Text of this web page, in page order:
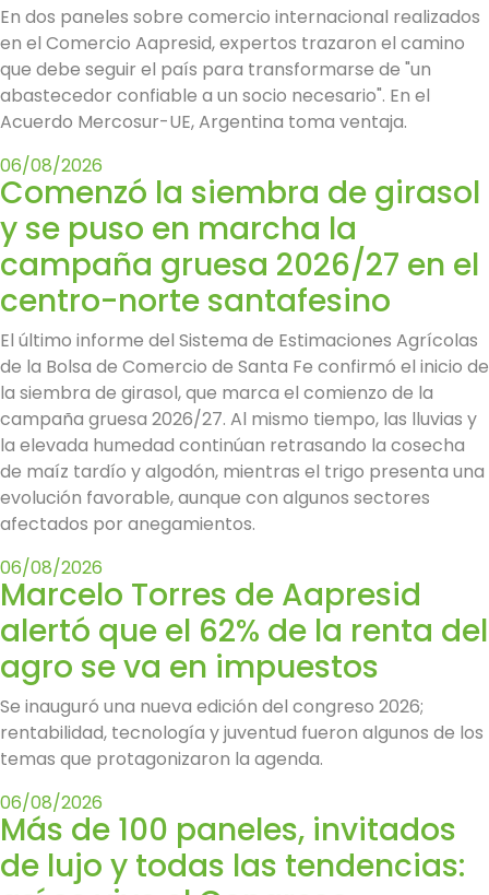
En dos paneles sobre comercio internacional realizados
en el Comercio Aapresid, expertos trazaron el camino
que debe seguir el país para transformarse de "un
abastecedor confiable a un socio necesario". En el
Acuerdo Mercosur-UE, Argentina toma ventaja.
06/08/2026
Comenzó la siembra de girasol
y se puso en marcha la
campaña gruesa 2026/27 en el
centro-norte santafesino
El último informe del Sistema de Estimaciones Agrícolas
de la Bolsa de Comercio de Santa Fe confirmó el inicio de
la siembra de girasol, que marca el comienzo de la
campaña gruesa 2026/27. Al mismo tiempo, las lluvias y
la elevada humedad continúan retrasando la cosecha
de maíz tardío y algodón, mientras el trigo presenta una
evolución favorable, aunque con algunos sectores
afectados por anegamientos.
06/08/2026
Marcelo Torres de Aapresid
alertó que el 62% de la renta del
agro se va en impuestos
Se inauguró una nueva edición del congreso 2026;
rentabilidad, tecnología y juventud fueron algunos de los
temas que protagonizaron la agenda.
06/08/2026
Más de 100 paneles, invitados
de lujo y todas las tendencias: